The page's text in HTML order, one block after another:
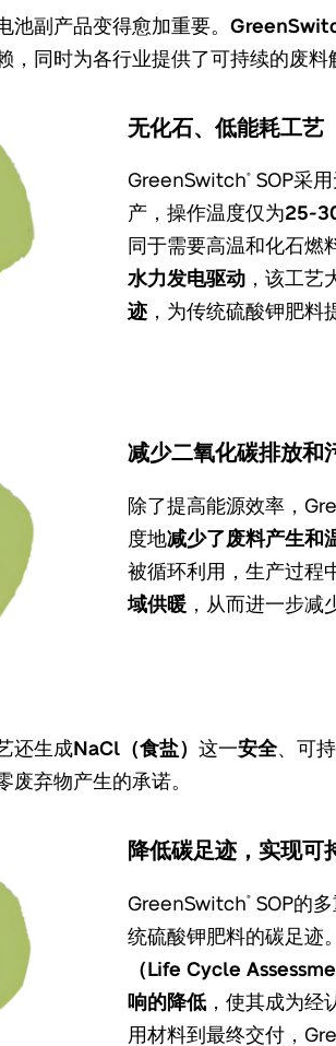
池副产品变得愈加重要。
，同时为各行业提供了可持续的废料
无化石、低能耗工艺
GreenSwitch®
SOP采
产，操作温度仅为25-
同于需要高温和化石燃
水力发电驱动 ，该工艺
迹 ，为传统硫酸钾肥料
减少二氧化碳排放和
除了提高能源效率，
度地减少了废料产生和
被循环利用，生产过程
域供暖 ，从而进一步减
还生成NaCl（食盐）这一安全、可
废弃物产生的承诺。
降低碳足迹，实现可
GreenSwitch® SOP的
统硫酸钾肥料的碳足迹。
（Life Cycle
响的降低 ，使其成为
用材料到最终交付，